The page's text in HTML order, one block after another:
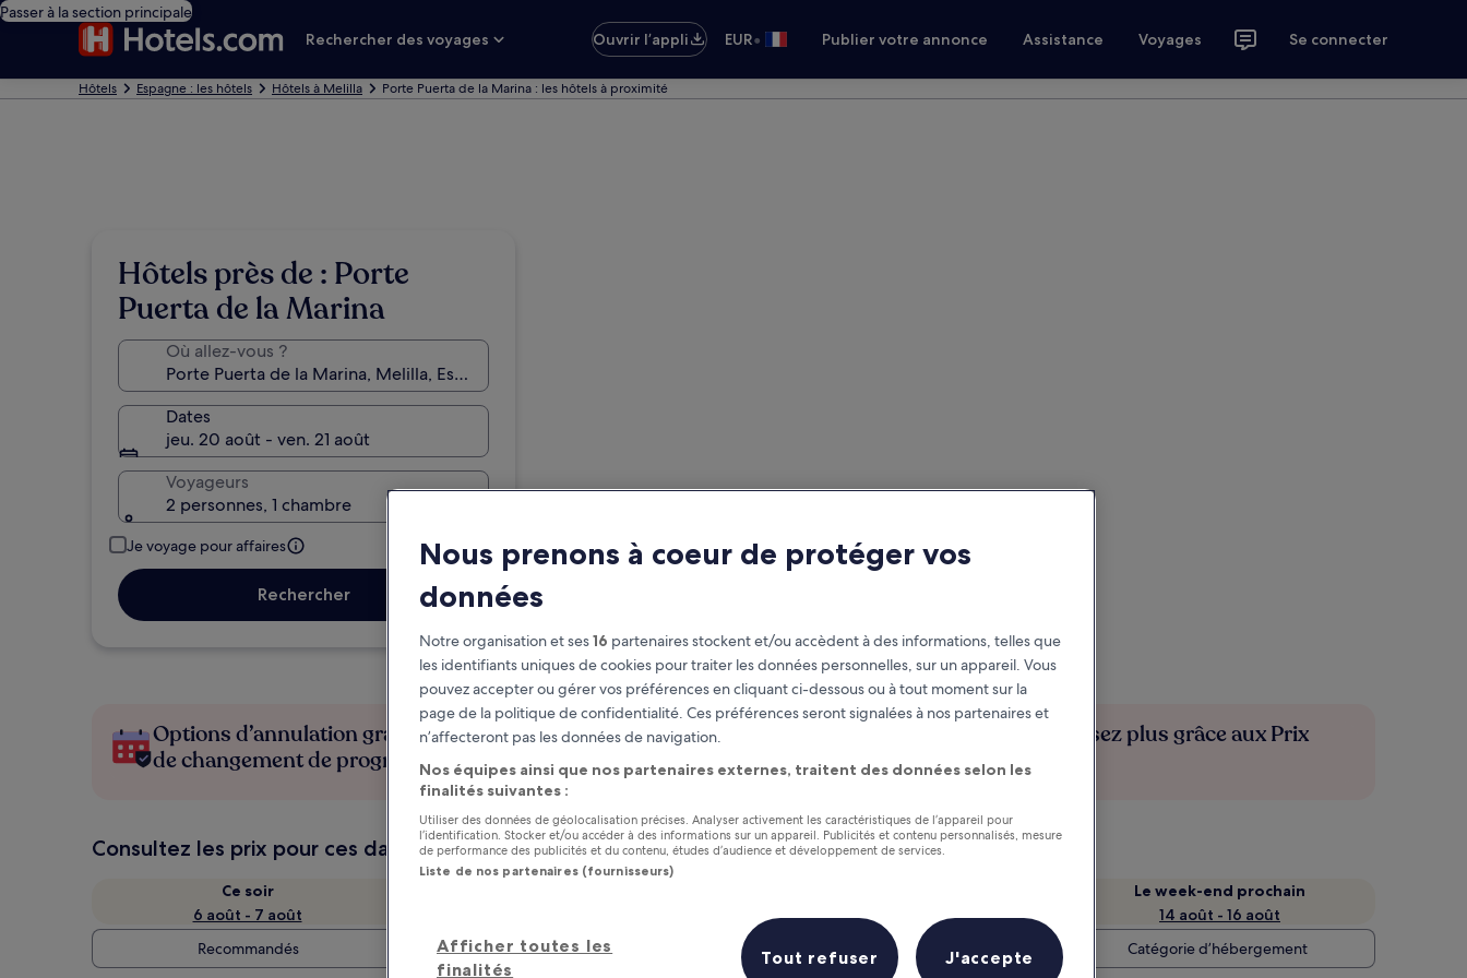
Passer à la section principale
Rechercher des voyages
Ouvrir l’appli EUR• Publier votre annonce Assistance Voyages Se connecter
Hôtels Espagne : les hôtels Hôtels à Melilla Porte Puerta de la Marina : les hôtels à proximité
Hôtels près de : Porte
Puerta de la Marina
Où allez-vous ?
Dates
jeu. 20 août - ven. 21 août
Voyageurs
2 personnes, 1 chambre
Je voyage pour affaires
Rechercher
Options d’annulation gratuite en cas
de changement de programme
Gagnez des récompenses pour
chaque nuit séjournée
Économisez plus grâce aux Prix
membres
Consultez les prix pour ces dates
Ce soir
6 août - 7 août
7 août - 9 août
Le week-end prochain
14 août - 16 août
Recommandés
Prix (croissant) Distance Catégorie d’hébergement
Nous prenons à coeur de protéger vos
données
Notre organisation et ses16 partenaires stockent et/ou accèdent à des informations, telles que
les identifiants uniques de cookies pour traiter les données personnelles, sur un appareil. Vous
pouvez accepter ou gérer vos préférences en cliquant ci-dessous ou à tout moment sur la
page de la politique de confidentialité. Ces préférences seront signalées à nos partenaires et
n’affecteront pas les données de navigation.
Nos équipes ainsi que nos partenaires externes, traitent des données selon les
finalités suivantes :
Utiliser des données de géolocalisation précises. Analyser activement les caractéristiques de l’appareil pour
l’identification. Stocker et/ou accéder à des informations sur un appareil. Publicités et contenu personnalisés, mesure
de performance des publicités et du contenu, études d’audience et développement de services.
Liste de nos partenaires (fournisseurs)
Afficher toutes les
finalités
Tout refuser J'accepte